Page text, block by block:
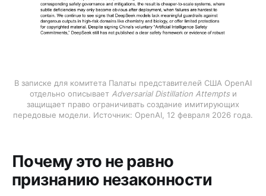
В записке для комитета Палаты представителей США OpenAI
отдельно описывает Adversarial Distillation Attemptsи
защищает право ограничивать создание имитирующих
передовые модели. Источник: OpenAI, 12 февраля 2026 года.
Почему это не равно
признанию незаконности